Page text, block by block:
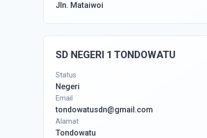
Jln. Mataiwoi
SD NEGERI 1 TONDOWATU
Status
Negeri
Email
tondowatusdn@gmail.com
Alamat
Tondowatu